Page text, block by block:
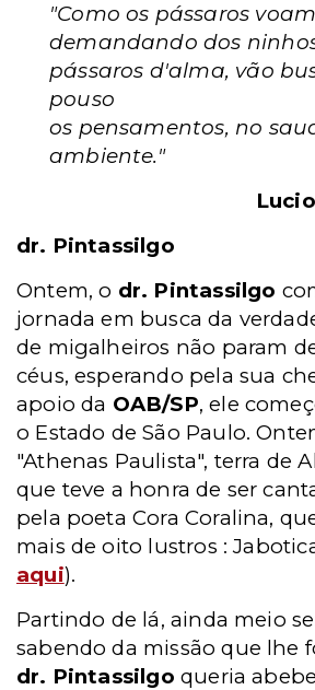
"Como os pássaros
demandando dos
pássaros d'alma, vão
pouso
os pensamentos, no
ambiente."
dr. Pintassilgo
Ontem, o dr. Pintassilgo
jornada em busca da
de migalheiros não param
céus, esperando pela sua
apoio da OAB/SP, ele
o Estado de São Paulo.
"Athenas Paulista", terra de
que teve a honra de ser
pela poeta Cora Coralina,
mais de oito lustros :
aqui).
Partindo de lá, ainda meio
sabendo da missão que lhe
dr. Pintassilgo queria